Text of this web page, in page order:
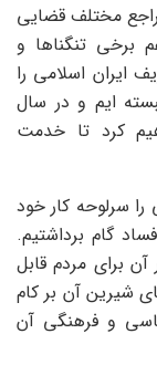
مختلف قضایی
برخی تنگناها و
ایران اسلامی را
ایم و در سال
کرد تا خدمت
سرلوحه کار خود
گام برداشتیم.
برای مردم قابل
شیرین آن بر کام
و فرهنگی آن